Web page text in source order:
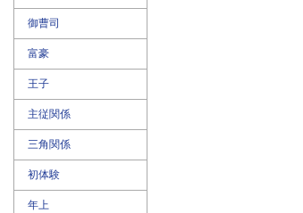
御曹司
富豪
王子
主従関係
三角関係
初体験
年上